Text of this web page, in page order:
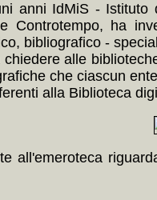
anni IdMiS -
Controtempo, ha
bibliografico -
alle
che ciascun
alla Biblioteca
all'emeroteca